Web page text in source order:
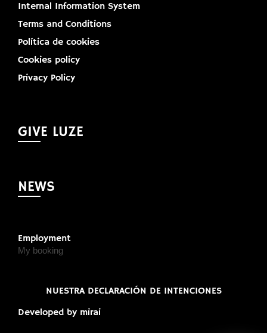
Internal Information System
Terms and Conditions
Política de cookies
Cookies policy
Privacy Policy
GIVE LUZE
NEWS
Employment
My booking
NUESTRA DECLARACIÓN DE INTENCIONES
Developed by mirai